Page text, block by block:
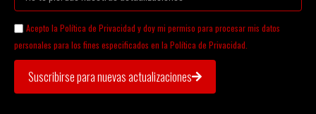
Acepto la Política de Privacidad y doy mi permiso para procesar mis datos
personales para los fines especificados en la Política de Privacidad.
Suscribirse para nuevas actualizaciones